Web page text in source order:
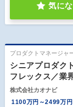
気に
プロダクトマネージャ
シニアプロダク
フレックス／業
株式会社カオナビ
1100万円～2499万円